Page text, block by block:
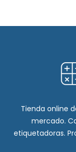
Tienda online
mercado.
etiquetadoras.